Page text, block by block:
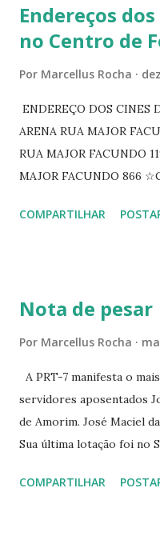
Endereços
no Centro de
Por Marcellus Rocha
ENDEREÇO DOS CINES
ARENA RUA MAJOR
RUA MAJOR FACUNDO
MAJOR FACUNDO 866
PEIXOTO 1307 ☆CINE
☆CINE VIP CLUBE RUA
COMPARTILHAR
Nota de pesar
Por Marcellus Rocha
A PRT-7 manifesta o
servidores aposentados
de Amorim. José Maciel
Sua última lotação foi no
Siqueira Amorim faleceu
COMPARTILHAR